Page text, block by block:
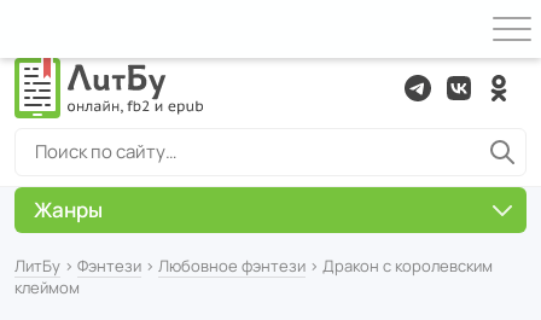
ЛитБу › Фэнтези › Любовное фэнтези › Дракон с королевским
клеймом
Жанры